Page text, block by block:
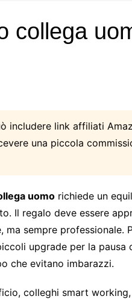
collega
includere link affiliati
una piccola
uomo richiede un
Il regalo deve essere
sempre professionale.
upgrade per la pausa
che evitano imbarazzi.
colleghi smart